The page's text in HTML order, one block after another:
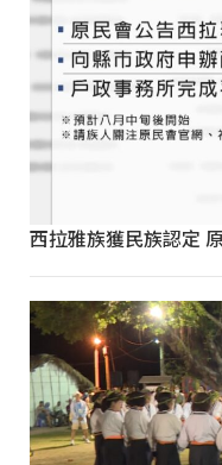
西拉雅族獲民族認定